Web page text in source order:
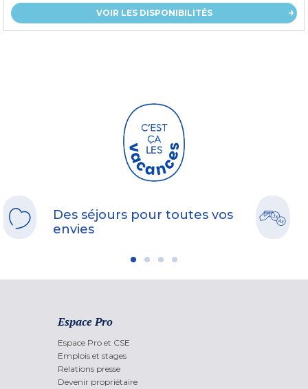
VOIR LES DISPONIBILITÉS
Des séjours pour toutes vos
envies
Espace Pro
Espace Pro et CSE
Emplois et stages
Relations presse
Devenir propriétaire